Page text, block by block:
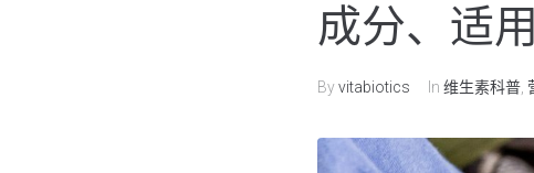
成分、适
Byvitabiotics In 维生素科普,